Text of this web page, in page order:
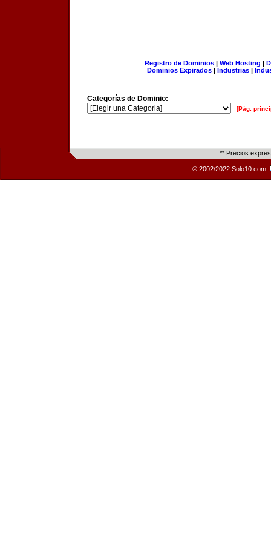
Registro de Dominios| Web Hosting |
Dominios Expirados | Industrias |
Categorías de Dominio:
[Pág.
** Precios
© 2002/2022 Solo10.com